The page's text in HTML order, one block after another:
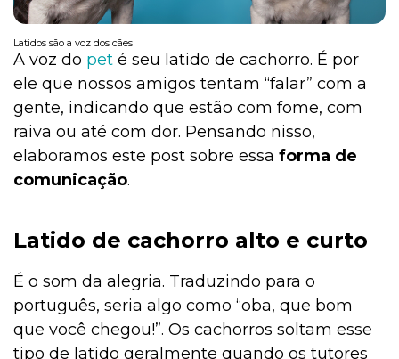
Latidos são a voz dos cães
A voz do pet é seu latido de cachorro. É por
ele que nossos amigos tentam “falar” com a
gente, indicando que estão com fome, com
raiva ou até com dor. Pensando nisso,
elaboramos este post sobre essa forma de
comunicação.
Latido de cachorro alto e curto
É o som da alegria. Traduzindo para o
português, seria algo como “oba, que bom
que você chegou!”. Os cachorros soltam esse
tipo de latido geralmente quando os tutores